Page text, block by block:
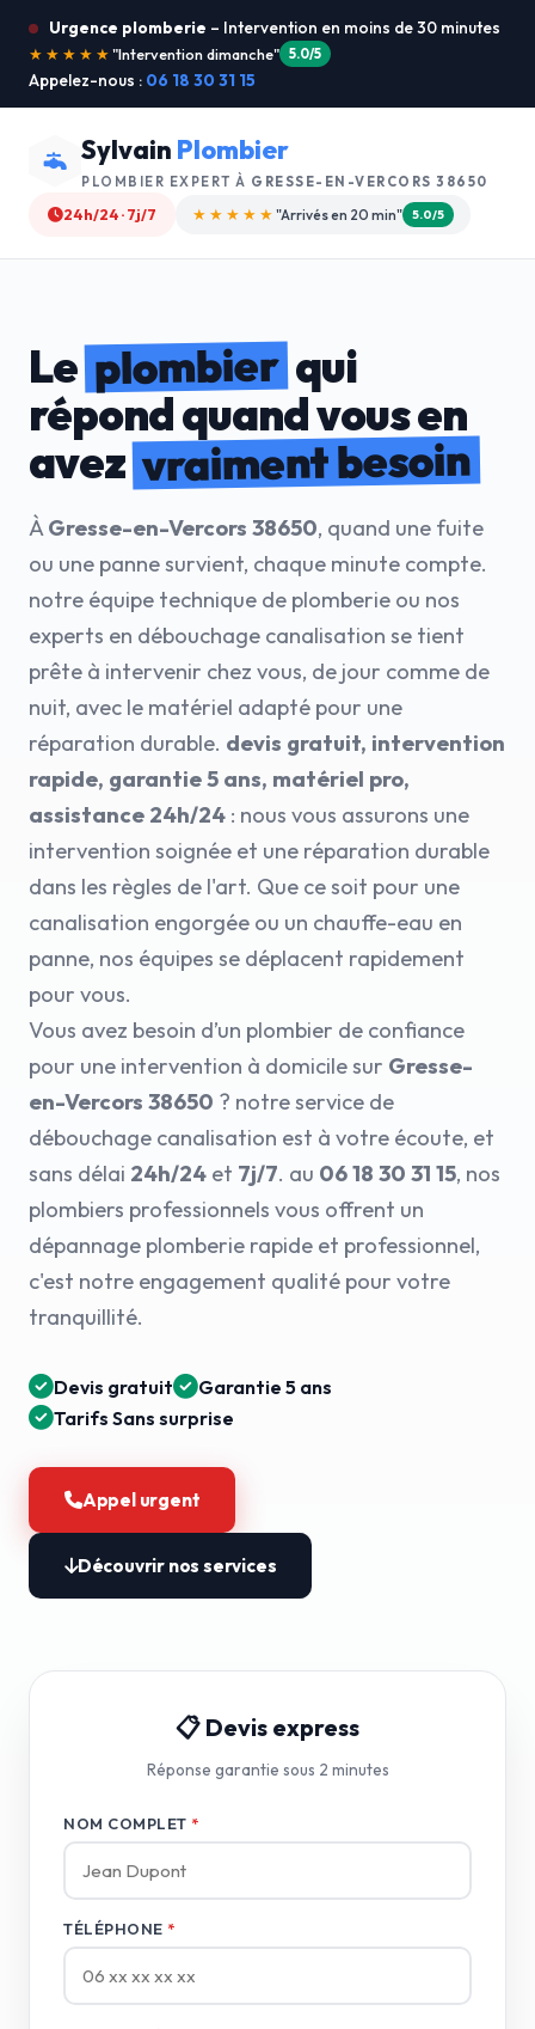
Urgence plomberie – Intervention en moins de 30 minutes
★★★★★"Je recommande !" 4.9/5
Appelez-nous : 06 18 30 31 15
Sylvain Plombier
PLOMBIER EXPERT À GRESSE-EN-VERCORS 38650
24h/24 · 7j/7 ★★★★☆ "Devis gratuit" 4.8/5
Leplombierqui
répond quand vous en
avezvraiment besoin
ÀGresse-en-Vercors 38650, quand une fuite
ou une panne survient, chaque minute compte.
notre équipe technique de plomberie ou nos
experts en débouchage canalisation se tient
prête à intervenir chez vous, de jour comme de
nuit, avec le matériel adapté pour une
réparation durable. devis gratuit, intervention
rapide, garantie 5 ans, matériel pro,
assistance 24h/24 : nous vous assurons une
intervention soignée et une réparation durable
dans les règles de l'art. Que ce soit pour une
canalisation engorgée ou un chauffe-eau en
panne, nos équipes se déplacent rapidement
pour vous.
Vous avez besoin d’un plombier de confiance
pour une intervention à domicile sur Gresse-
en-Vercors 38650 ? notre service de
débouchage canalisation est à votre écoute, et
sans délai 24h/24 et 7j/7. au 06 18 30 31 15, nos
plombiers professionnels vous offrent un
dépannage plomberie rapide et professionnel,
c'est notre engagement qualité pour votre
tranquillité.
Devis gratuit
Garantie 5 ans
Tarifs Sans surprise
Appel urgent
Découvrir nos services
📋 Devis express
Réponse garantie sous 2 minutes
NOM COMPLET *
TÉLÉPHONE *